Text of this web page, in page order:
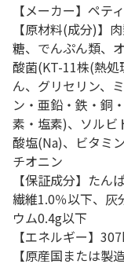
【メーカー】ペテ
【原材料(成分)】
糖、でんぷん類、
酸菌(KT-11株(熱
ん、グリセリン、
ン・亜鉛・鉄・銅
素・塩素)、ソルビ
酸塩(Na)、ビタミ
チオニン
【保証成分】たん
繊維1.0％以下、灰
ウム0.4g以下
【エネルギー】
【原産国または製